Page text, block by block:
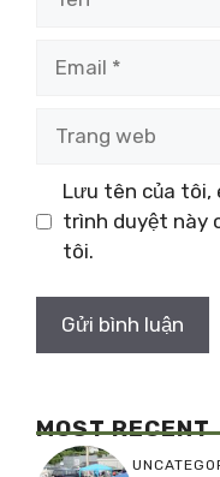
web
Lưu tên của tôi,
trình duyệt này
tôi.
MOST RECENT